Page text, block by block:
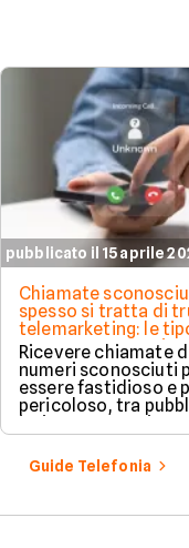
pubblicato il 15 aprile
Chiamate
spesso si tratta di
telemarketing: le
come proteggersi
Ricevere chiamate
numeri sconosciuti
essere fastidioso e
pericoloso, tra
insistente e veri e
tentativi di truffa.
come il tuo numero
nelle mani dei call
efficaci per
Guide Telefonia